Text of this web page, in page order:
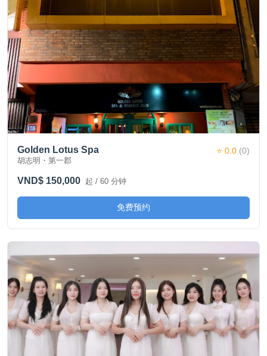
Golden Lotus Spa
胡志明・第一郡
⭐ 0.0 (0)
VND$ 150,000 起 / 60 分钟
免费预约